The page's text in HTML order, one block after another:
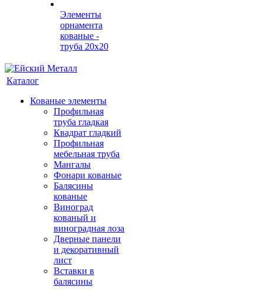
Элементы
орнамента
кованые -
труба 20х20
Каталог
Кованые элементы
Профильная
труба гладкая
Квадрат гладкий
Профильная
мебельная труба
Мангалы
Фонари кованые
Балясины
кованые
Виноград
кованый и
виноградная лоза
Дверные панели
и декоративный
лист
Вставки в
балясины